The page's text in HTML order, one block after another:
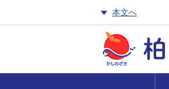
本文へ